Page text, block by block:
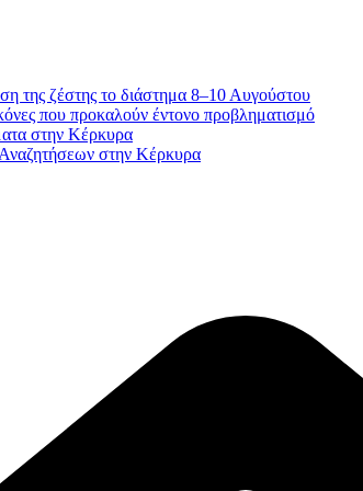
της ζέστης το διάστημα 8–10 Αυγούστου
που προκαλούν έντονο προβληματισμό
στην Κέρκυρα
στην Κέρκυρα